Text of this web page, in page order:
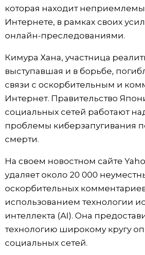
Люди
Политика
Экономика
Общество
Культура
Жизнь
Технологии
Токио
Популярные статьи
Японский калейдоскоп
Семья
Еда и напитки
которая находит
Интернете, в рамках своих
онлайн-преследованиями.
Кимура Хана, участница
выступавшая и в борьбе,
связи с оскорбительным и
Интернет. Правительство
социальных сетей работают
проблемы киберзапугивания
смерти.
На своем новостном сайте
удаляет около 20 000
оскорбительных
использованием технологии
интеллекта (AI). Она
технологию широкому кругу
социальных сетей.